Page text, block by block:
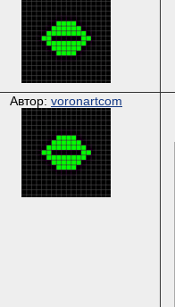
Автор: voronartcom